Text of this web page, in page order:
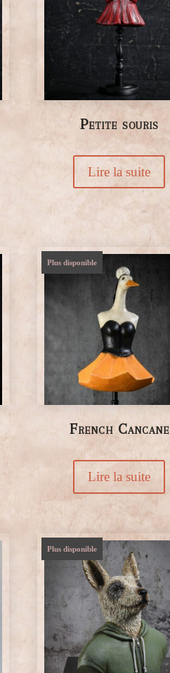
Petite souris
Lire la suite
Plus disponible
French Cancane
Lire la suite
Plus disponible